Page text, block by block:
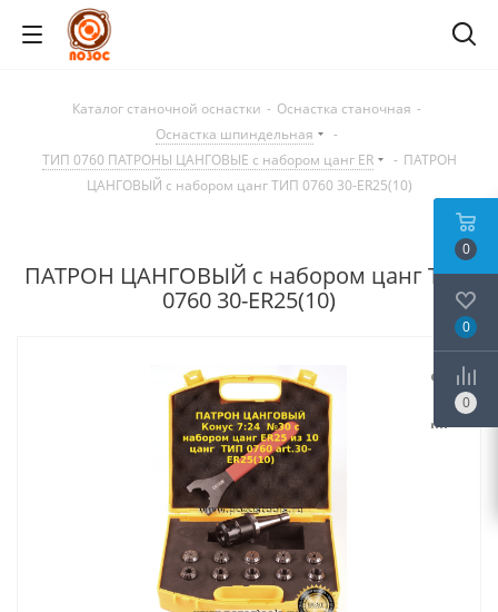
Каталог станочной оснастки - Оснастка станочная -
Оснастка шпиндельная
-
ТИП 0760 ПАТРОНЫ ЦАНГОВЫЕ с набором цанг ER
- ПАТРОН
ЦАНГОВЫЙ с набором цанг ТИП 0760 30-ER25(10)
ПАТРОН ЦАНГОВЫЙ с набором цанг ТИП
0760 30-ER25(10)
0
0
0